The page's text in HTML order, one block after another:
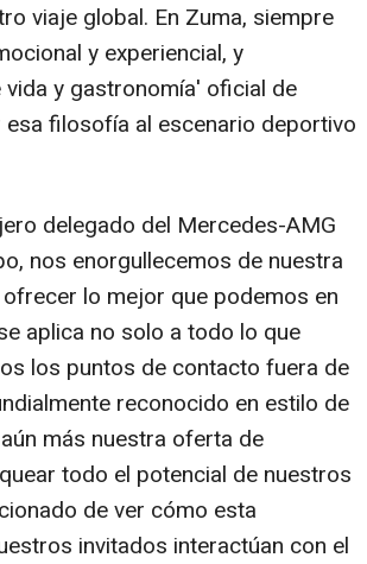
viaje global. En Zuma, siempre
y experiencial, y
y gastronomía' oficial de
filosofía al escenario deportivo
delegado del Mercedes-AMG
nos enorgullecemos de nuestra
lo mejor que podemos en
aplica no solo a todo lo que
los puntos de contacto fuera de
reconocido en estilo de
más nuestra oferta de
todo el potencial de nuestros
de ver cómo esta
invitados interactúan con el